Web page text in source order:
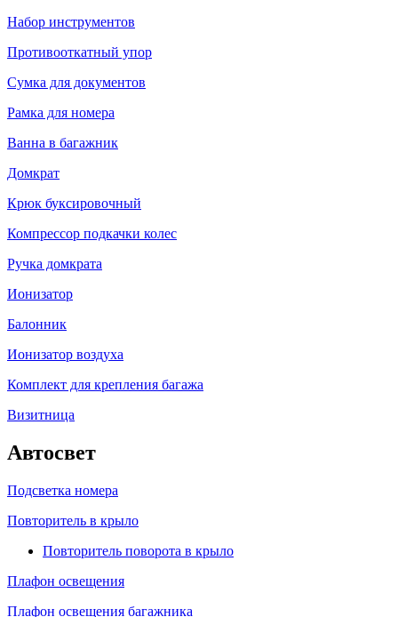
Набор инструментов
Противооткатный упор
Сумка для документов
Рамка для номера
Ванна в багажник
Домкрат
Крюк буксировочный
Компрессор подкачки колес
Ручка домкрата
Ионизатор
Балонник
Ионизатор воздуха
Комплект для крепления багажа
Визитница
Автосвет
Подсветка номера
Повторитель в крыло
Повторитель поворота в крыло
Плафон освещения
Плафон освещения багажника